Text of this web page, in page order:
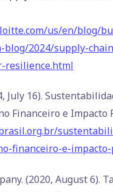
us/en/blog/
blog/2024/supply-
resilience.html
July 16).
Financeiro e Impacto
financeiro-e-
(2020, August 6).